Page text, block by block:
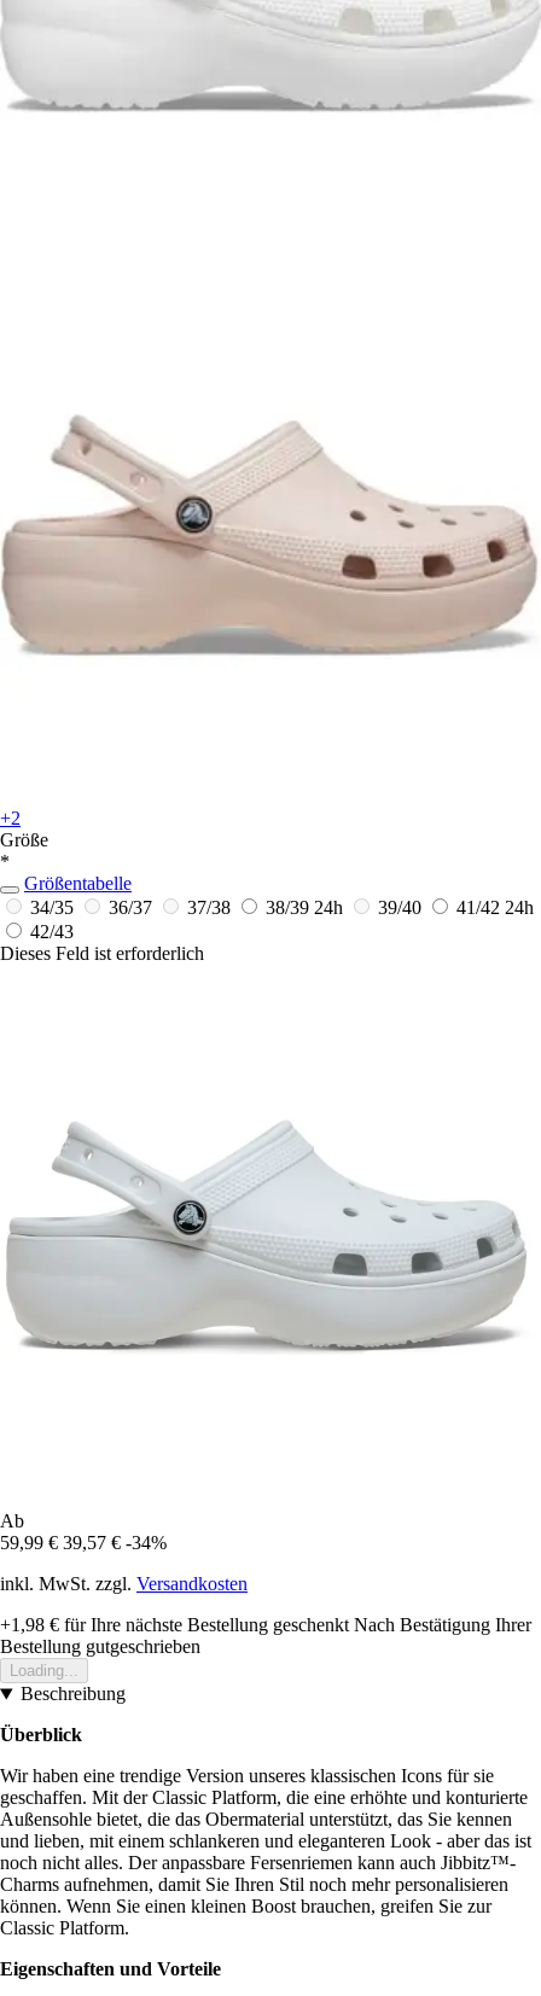
+2
Größe
*
Größentabelle
34/35
36/37 37/38 38/39 24h 39/40 41/42 24h
42/43
Dieses Feld ist erforderlich
Ab
59,99 € 39,57 € -34%
inkl. MwSt. zzgl. Versandkosten
+1,98 € für Ihre nächste Bestellung geschenkt Nach Bestätigung Ihrer
Bestellung gutgeschrieben
Loading...
Beschreibung
Überblick
Wir haben eine trendige Version unseres klassischen Icons für sie
geschaffen. Mit der Classic Platform, die eine erhöhte und konturierte
Außensohle bietet, die das Obermaterial unterstützt, das Sie kennen
und lieben, mit einem schlankeren und eleganteren Look - aber das ist
noch nicht alles. Der anpassbare Fersenriemen kann auch Jibbitz™-
Charms aufnehmen, damit Sie Ihren Stil noch mehr personalisieren
können. Wenn Sie einen kleinen Boost brauchen, greifen Sie zur
Classic Platform.
Eigenschaften und Vorteile